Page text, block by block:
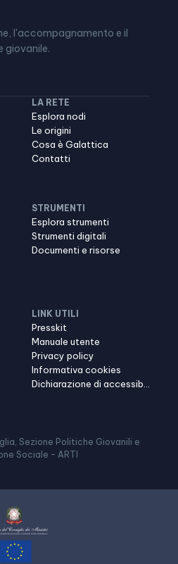
l'accompagnamento e il
giovanile.
LA RETE
Esplora nodi
Le origini
Cosa è Galattica
Contatti
STRUMENTI
Esplora strumenti
Strumenti digitali
Documenti e risorse
LINK UTILI
Presskit
Manuale utente
Privacy policy
Informativa cookies
Sezione Politiche Giovanili e
Sociale – ARTI